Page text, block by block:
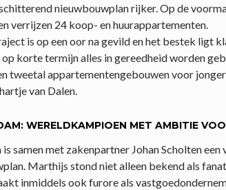
nieuwbouwplan rijker. Op de
verrijzen 24 koop- en huurappartementen.
is op een oor na gevild en het bestek ligt
korte termijn alles in gereedheid worden
tweetal appartementengebouwen voor
van Dalen.
WERELDKAMPIOEN MET AMBITIE
samen met zakenpartner Johan Scholten een
Marthijs stond niet alleen bekend als
inmiddels ook furore als